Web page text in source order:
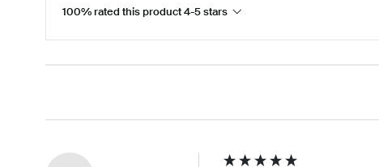
100% rated this product 4-5 stars